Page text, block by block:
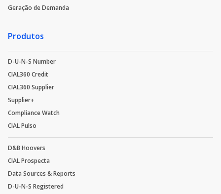
Geração de Demanda
Produtos
D-U-N-S Number
CIAL360 Credit
CIAL360 Supplier
Supplier+
Compliance Watch
CIAL Pulso
D&B Hoovers
CIAL Prospecta
Data Sources & Reports
D-U-N-S Registered